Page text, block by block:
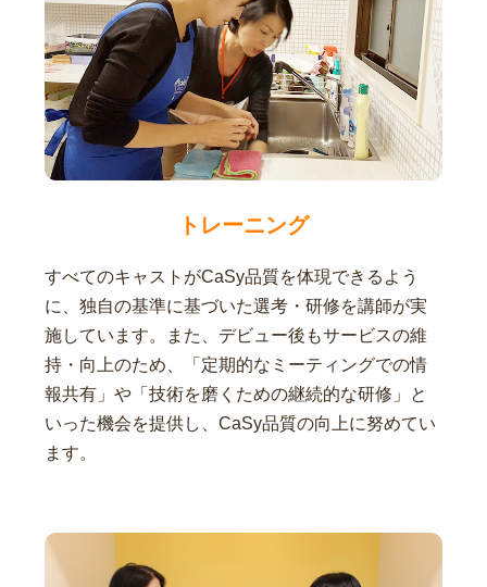
トレーニング
すべてのキャストがCaSy品質を体現できるよう
に、独自の基準に基づいた選考・研修を講師が実
施しています。また、デビュー後もサービスの維
持・向上のため、「定期的なミーティングでの情
報共有」や「技術を磨くための継続的な研修」と
いった機会を提供し、CaSy品質の向上に努めてい
ます。